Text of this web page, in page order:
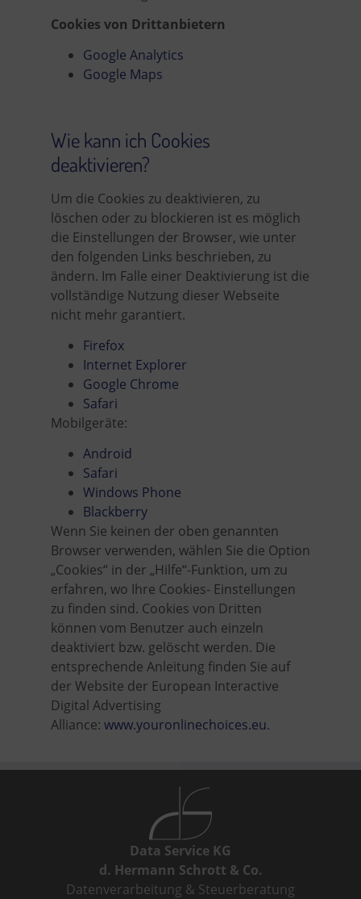
Cookies von Drittanbietern
Google Analytics
Google Maps
Wie kann ich Cookies
deaktivieren?
Um die Cookies zu deaktivieren, zu
löschen oder zu blockieren ist es möglich
die Einstellungen der Browser, wie unter
den folgenden Links beschrieben, zu
ändern. Im Falle einer Deaktivierung ist die
vollständige Nutzung dieser Webseite
nicht mehr garantiert.
Firefox
Internet Explorer
Google Chrome
Safari
Mobilgeräte:
Android
Safari
Windows Phone
Blackberry
Wenn Sie keinen der oben genannten
Browser verwenden, wählen Sie die Option
„Cookies“ in der „Hilfe“-Funktion, um zu
erfahren, wo Ihre Cookies- Einstellungen
zu finden sind. Cookies von Dritten
können vom Benutzer auch einzeln
deaktiviert bzw. gelöscht werden. Die
entsprechende Anleitung finden Sie auf
der Website der European Interactive
Digital Advertising
Alliance: www.youronlinechoices.eu.
Data Service KG
d. Hermann Schrott & Co.
Datenverarbeitung & Steuerberatung